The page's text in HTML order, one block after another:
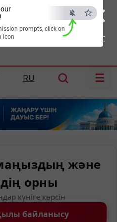
×
ESC
prompts, click on
icon
Шымкент:24°C
RU ☰
және
орны
күніге көрсін
байланысу